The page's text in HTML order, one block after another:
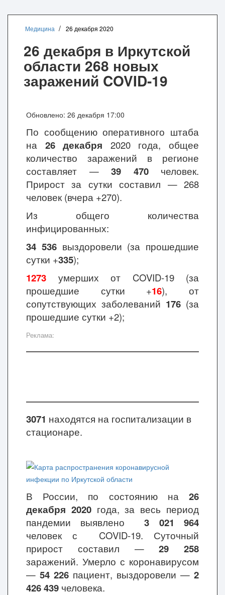
Медицина 26 декабря 2020
26 декабря в Иркутской
области 268 новых
заражений COVID-19
Обновлено: 26 декабря 17:00
По сообщению оперативного штаба
на 26 декабря 2020 года, общее
количество заражений в регионе
составляет — 39 470человек.
Прирост за сутки составил — 268
человек (вчера +270).
Из общего количества
инфицированных:
34 536 выздоровели (за прошедшие
сутки +335);
1273 умерших от COVID-19 (за
прошедшие сутки +16), от
сопутствующих заболеваний 176 (за
прошедшие сутки +2);
Реклама:
3071 находятся на госпитализации в
стационаре.
В России, по состоянию на26
декабря 2020года, за весь период
пандемии выявлено3 021 964
человек с COVID-19. Суточный
прирост составил — 29 258
заражений. Умерло с коронавирусом
— 54 226 пациент, выздоровели — 2
426 439 человека.